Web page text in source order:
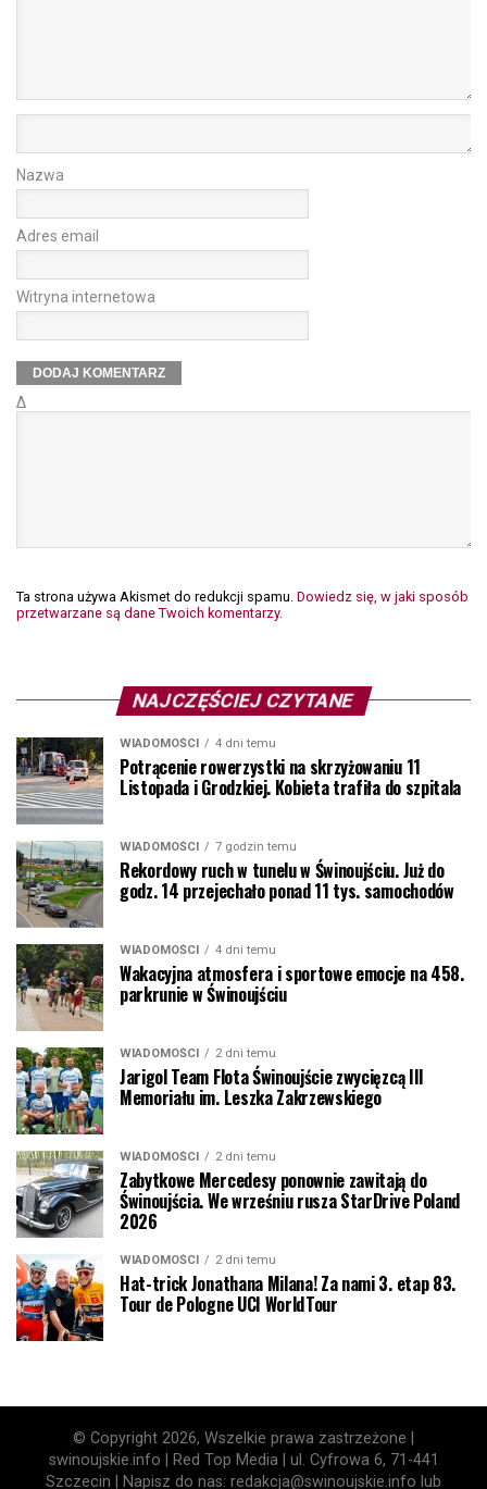
Nazwa
Adres email
Witryna internetowa
Δ
Ta strona używa Akismet do redukcji spamu. Dowiedz się, w jaki sposób
przetwarzane są dane Twoich komentarzy.
NAJCZĘŚCIEJ CZYTANE
WIADOMOŚCI 4 dni temu
Potrącenie rowerzystki na skrzyżowaniu 11
Listopada i Grodzkiej. Kobieta trafiła do szpitala
WIADOMOŚCI 7 godzin temu
Rekordowy ruch w tunelu w Świnoujściu. Już do
godz. 14 przejechało ponad 11 tys. samochodów
WIADOMOŚCI 4 dni temu
Wakacyjna atmosfera i sportowe emocje na 458.
parkrunie w Świnoujściu
WIADOMOŚCI 2 dni temu
Jarigol Team Flota Świnoujście zwycięzcą III
Memoriału im. Leszka Zakrzewskiego
WIADOMOŚCI 2 dni temu
Zabytkowe Mercedesy ponownie zawitają do
Świnoujścia. We wrześniu rusza StarDrive Poland
2026
WIADOMOŚCI 2 dni temu
Hat-trick Jonathana Milana! Za nami 3. etap 83.
Tour de Pologne UCI WorldTour
© Copyright 2026, Wszelkie prawa zastrzeżone |
swinoujskie.info | Red Top Media | ul. Cyfrowa 6, 71-441
Szczecin | Napisz do nas: redakcja@swinoujskie.info lub